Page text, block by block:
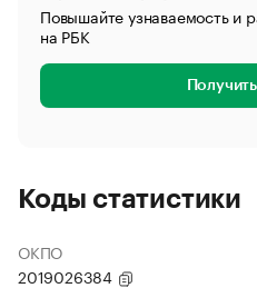
Повышайте узнаваемость и
на РБК
Коды статистики
ОКПО
2019026384